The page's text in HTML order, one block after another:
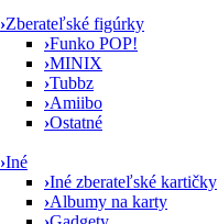
›Zberateľské figúrky
›Funko POP!
›MINIX
›Tubbz
›Amiibo
›Ostatné
›Iné
›Iné zberateľské kartičky
›Albumy na karty